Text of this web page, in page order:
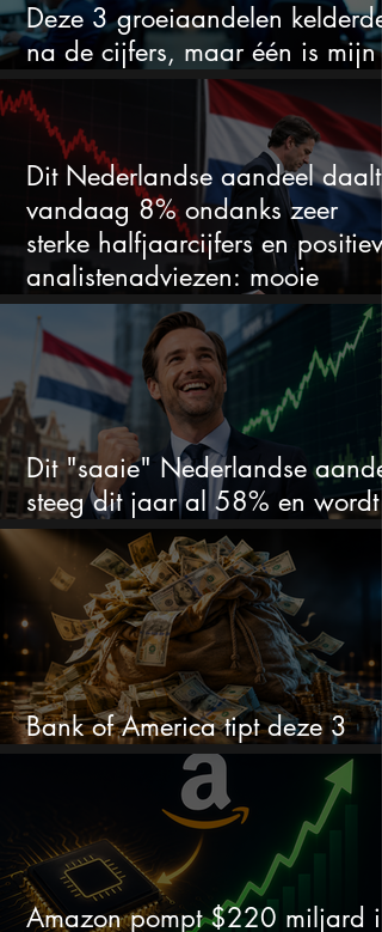
Deze 3 groeiaandelen
na de cijfers, maar één is mijn
duidelijke favoriet
Dit Nederlandse aandeel daalt
vandaag 8% ondanks zeer
sterke halfjaarcijfers en positieve
analistenadviezen: mooie
koopkans?
Dit "saaie" Nederlandse
steeg dit jaar al 58% en wordt
volgens analisten onderschat
Bank of America tipt deze 3
chipaandelen
Amazon pompt $220 miljard in